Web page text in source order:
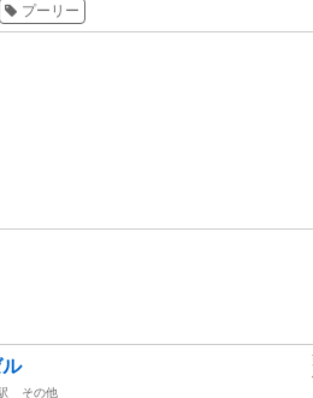
プーリー
その他